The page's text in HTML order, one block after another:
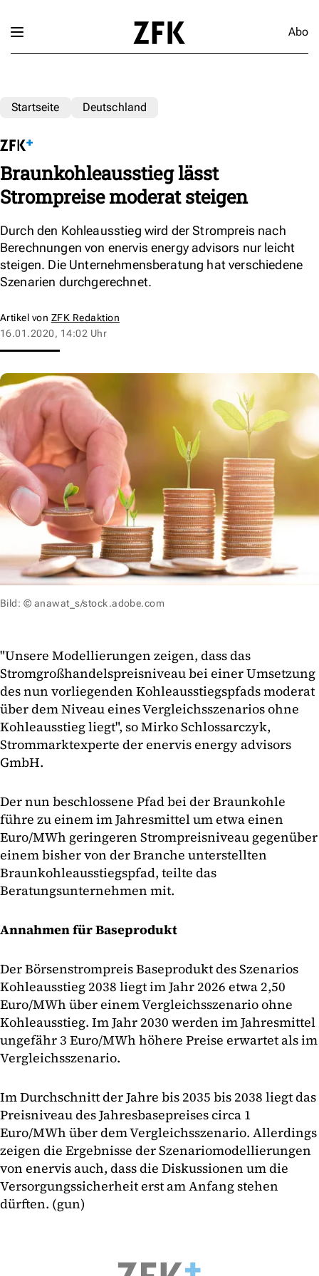
Abo
Startseite Deutschland
Braunkohleausstieg lässt
Strompreise moderat steigen
Durch den Kohleausstieg wird der Strompreis nach
Berechnungen von enervis energy advisors nur leicht
steigen. Die Unternehmensberatung hat verschiedene
Szenarien durchgerechnet.
Artikel von ZFK Redaktion
16.01.2020, 14:02 Uhr
Bild: © anawat_s/stock.adobe.com
"Unsere Modellierungen zeigen, dass das
Stromgroßhandelspreisniveau bei einer Umsetzung
des nun vorliegenden Kohleausstiegspfads moderat
über dem Niveau eines Vergleichsszenarios ohne
Kohleausstieg liegt", so Mirko Schlossarczyk,
Strommarktexperte der enervis energy advisors
GmbH.
Der nun beschlossene Pfad bei der Braunkohle
führe zu einem im Jahresmittel um etwa einen
Euro/MWh geringeren Strompreisniveau gegenüber
einem bisher von der Branche unterstellten
Braunkohleausstiegspfad, teilte das
Beratungsunternehmen mit.
Annahmen für Baseprodukt
Der Börsenstrompreis Baseprodukt des Szenarios
Kohleausstieg 2038 liegt im Jahr 2026 etwa 2,50
Euro/MWh über einem Vergleichsszenario ohne
Kohleausstieg. Im Jahr 2030 werden im Jahresmittel
ungefähr 3 Euro/MWh höhere Preise erwartet als im
Vergleichsszenario.
Im Durchschnitt der Jahre bis 2035 bis 2038 liegt das
Preisniveau des Jahresbasepreises circa 1
Euro/MWh über dem Vergleichsszenario. Allerdings
zeigen die Ergebnisse der Szenariomodellierungen
von enervis auch, dass die Diskussionen um die
Versorgungssicherheit erst am Anfang stehen
dürften. (gun)